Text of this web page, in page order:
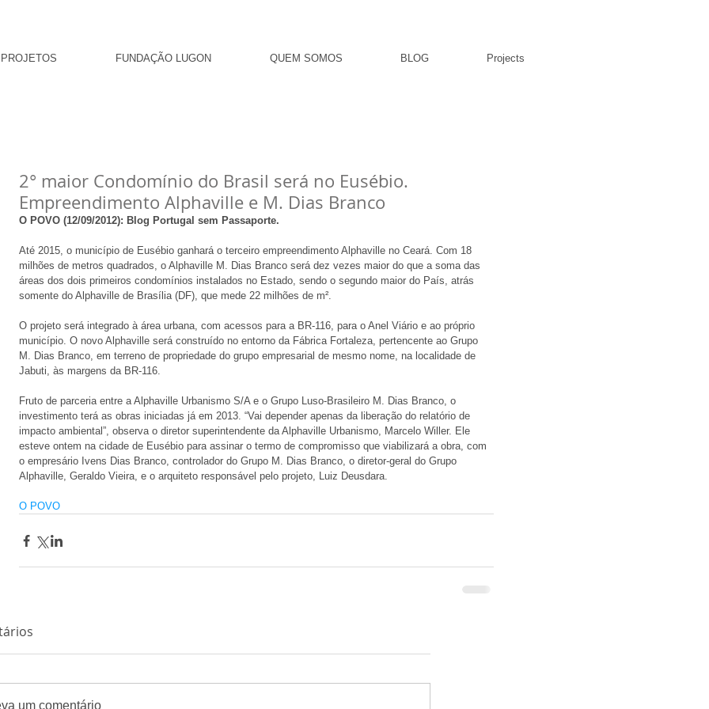
PROJETOS FUNDAÇÃO LUGON QUEM SOMOS BLOG Projects
2° maior Condomínio do Brasil será no Eusébio.
Empreendimento Alphaville e M. Dias Branco
O POVO (12/09/2012): Blog Portugal sem Passaporte.
Até 2015, o município de Eusébio ganhará o terceiro empreendimento Alphaville no Ceará. Com 18
milhões de metros quadrados, o Alphaville M. Dias Branco será dez vezes maior do que a soma das
áreas dos dois primeiros condomínios instalados no Estado, sendo o segundo maior do País, atrás
somente do Alphaville de Brasília (DF), que mede 22 milhões de m².
O projeto será integrado à área urbana, com acessos para a BR-116, para o Anel Viário e ao próprio
município. O novo Alphaville será construído no entorno da Fábrica Fortaleza, pertencente ao Grupo
M. Dias Branco, em terreno de propriedade do grupo empresarial de mesmo nome, na localidade de
Jabuti, às margens da BR-116.
Fruto de parceria entre a Alphaville Urbanismo S/A e o Grupo Luso-Brasileiro M. Dias Branco, o
investimento terá as obras iniciadas já em 2013. “Vai depender apenas da liberação do relatório de
impacto ambiental”, observa o diretor superintendente da Alphaville Urbanismo, Marcelo Willer. Ele
esteve ontem na cidade de Eusébio para assinar o termo de compromisso que viabilizará a obra, com
o empresário Ivens Dias Branco, controlador do Grupo M. Dias Branco, o diretor-geral do Grupo
Alphaville, Geraldo Vieira, e o arquiteto responsável pelo projeto, Luiz Deusdara.
O POVO
um comentário